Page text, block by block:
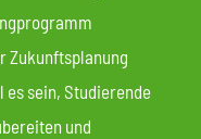
Zukunftsplanung
es sein, Studierende
und